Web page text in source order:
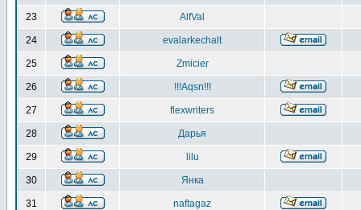
23 AlfVal
24 evalarkechalt
25 Zmicier
26 !!!Aqsn!!!
27 flexwriters
28 Дарья
29 lilu
30 Янка
31 naftagaz